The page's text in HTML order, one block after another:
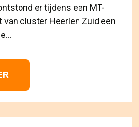
er tijdens een MT-
van cluster Heerlen Zuid een